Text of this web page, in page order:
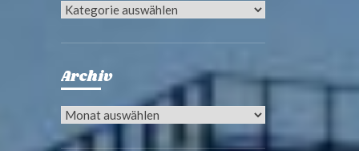
Kategorien
Archiv
Archiv